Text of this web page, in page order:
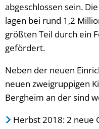
abgeschlossen sein.
lagen bei rund 1,2
größten Teil durch ein
gefördert.
Neben der neuen
neuen zweigruppigen
Bergheim an der sind
Herbst 2018: 2 neue